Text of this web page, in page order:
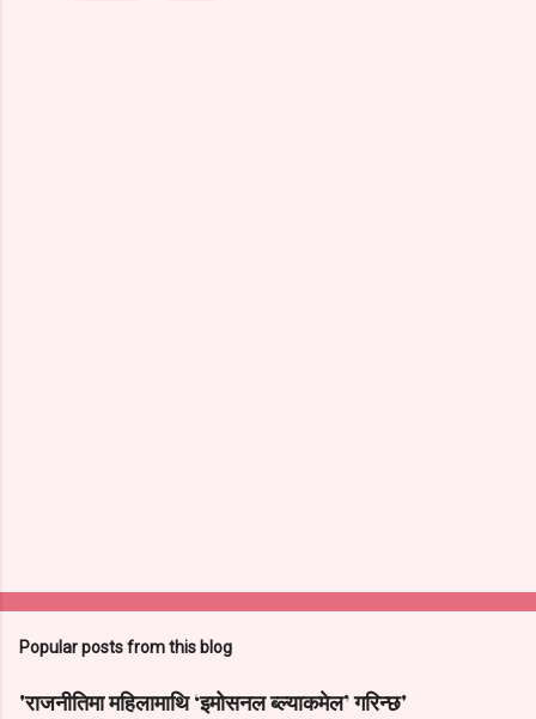
Popular posts from this blog
'राजनीतिमा महिलामाथि ‘इमोसनल ब्ल्याकमेल’ गरिन्छ'